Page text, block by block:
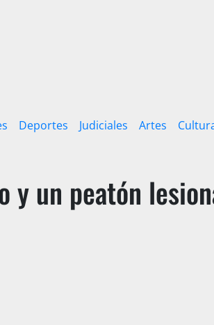
Deportes Judiciales Artes
y un peatón